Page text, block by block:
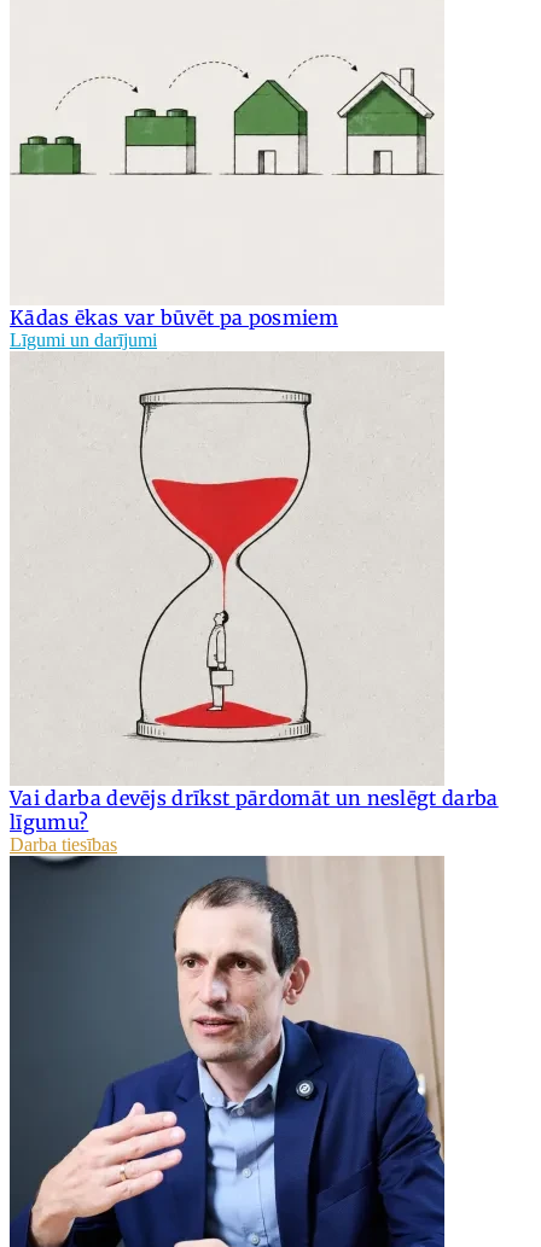
Kādas ēkas var būvēt pa posmiem
Līgumi un darījumi
Vai darba devējs drīkst pārdomāt un neslēgt darba
līgumu?
Darba tiesības